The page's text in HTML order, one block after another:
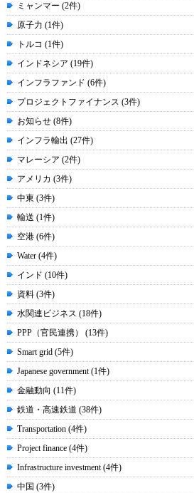
ミャンマー (2件)
原子力 (1件)
トルコ (1件)
インドネシア (19件)
インフラファンド (6件)
プロジェクトファイナンス (3件)
お知らせ (8件)
インフラ輸出 (27件)
マレーシア (2件)
アメリカ (3件)
中東 (3件)
輸送 (1件)
空港 (6件)
Water (4件)
インド (10件)
資料 (3件)
水関連ビジネス (18件)
PPP（官民連携） (13件)
Smart grid (5件)
Japanese government (1件)
金融動向 (11件)
鉄道・高速鉄道 (38件)
Transportation (4件)
Project finance (4件)
Infrastructure investment (4件)
中国 (3件)